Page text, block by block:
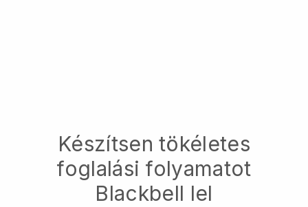
Készítsen tökéletes
foglalási folyamatot
Blackbell lel